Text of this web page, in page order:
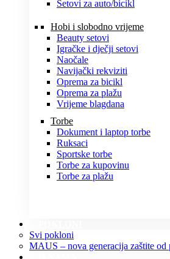
Setovi za auto/bicikl
Hobi i slobodno vrijeme
Beauty setovi
Igračke i dječji setovi
Naočale
Navijački rekviziti
Oprema za bicikl
Oprema za plažu
Vrijeme blagdana
Torbe
Dokument i laptop torbe
Ruksaci
Sportske torbe
Torbe za kupovinu
Torbe za plažu
Svi pokloni
MAUS – nova generacija zaštite od